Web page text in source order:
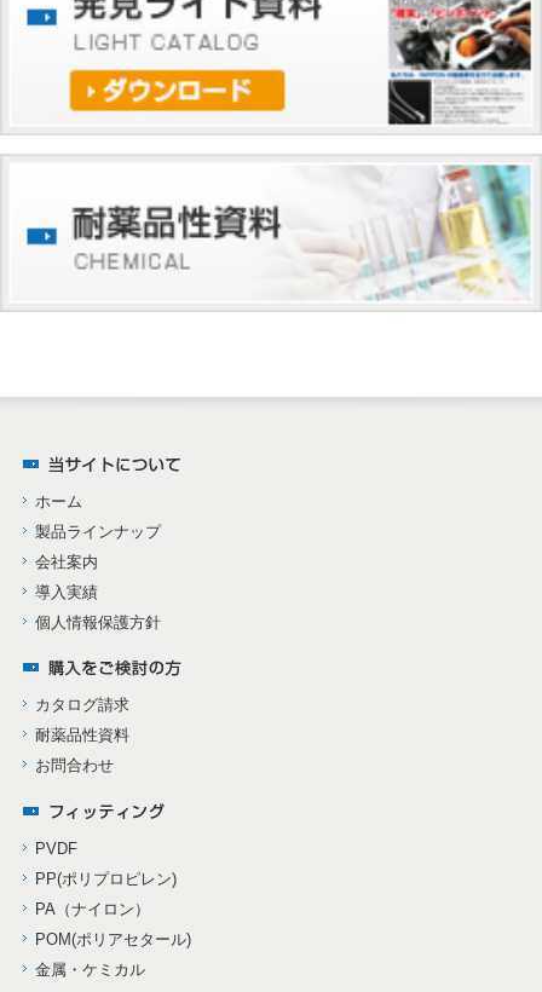
ホーム
製品ラインナップ
会社案内
導入実績
個人情報保護方針
カタログ請求
耐薬品性資料
お問合わせ
PVDF
PP(ポリプロピレン)
PA（ナイロン）
POM(ポリアセタール)
金属・ケミカル